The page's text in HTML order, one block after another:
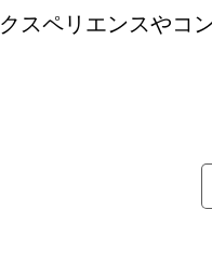
クスペリエンスやコ